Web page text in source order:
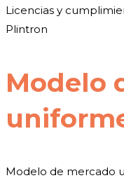
Licencias y
Plintron
Modelo
Modelo de mercado